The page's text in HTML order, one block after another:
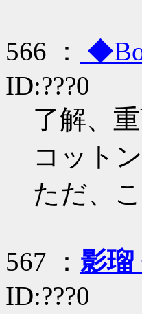
566 ：
ID:???0
了解、
コット
ただ、
567 ： 影瑠
ID:???0